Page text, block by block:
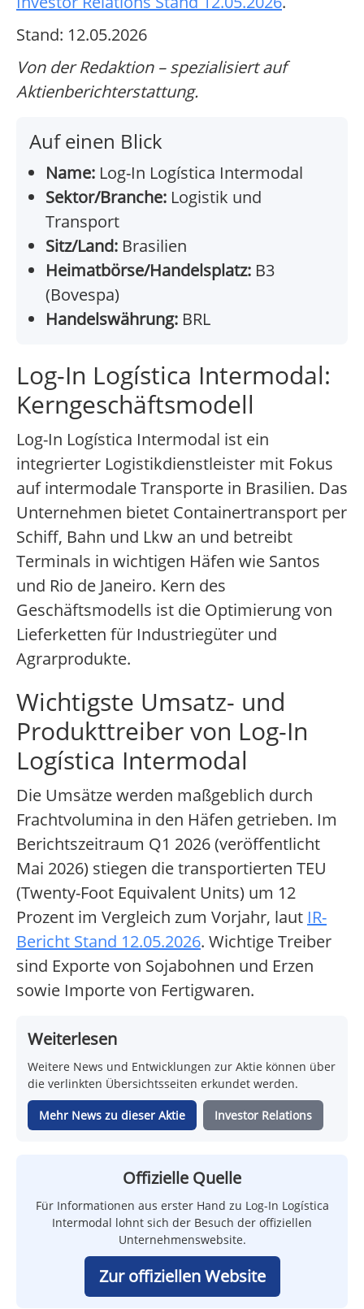
Stand: 12.05.2026
Von der Redaktion – spezialisiert auf
Aktienberichterstattung.
Auf einen Blick
Name: Log-In Logística Intermodal
Sektor/Branche: Logistik und
Transport
Sitz/Land: Brasilien
Heimatbörse/Handelsplatz: B3
(Bovespa)
Handelswährung: BRL
Log-In Logística Intermodal:
Kerngeschäftsmodell
Log-In Logística Intermodal ist ein
integrierter Logistikdienstleister mit Fokus
auf intermodale Transporte in Brasilien. Das
Unternehmen bietet Containertransport per
Schiff, Bahn und Lkw an und betreibt
Terminals in wichtigen Häfen wie Santos
und Rio de Janeiro. Kern des
Geschäftsmodells ist die Optimierung von
Lieferketten für Industriegüter und
Agrarprodukte.
Wichtigste Umsatz- und
Produkttreiber von Log-In
Logística Intermodal
Die Umsätze werden maßgeblich durch
Frachtvolumina in den Häfen getrieben. Im
Berichtszeitraum Q1 2026 (veröffentlicht
Mai 2026) stiegen die transportierten TEU
(Twenty-Foot Equivalent Units) um 12
Prozent im Vergleich zum Vorjahr, laut IR-
Bericht Stand 12.05.2026. Wichtige Treiber
sind Exporte von Sojabohnen und Erzen
sowie Importe von Fertigwaren.
Weiterlesen
Weitere News und Entwicklungen zur Aktie können über
die verlinkten Übersichtsseiten erkundet werden.
Mehr News zu dieser Aktie Investor Relations
Offizielle Quelle
Für Informationen aus erster Hand zu Log-In Logística
Intermodal lohnt sich der Besuch der offiziellen
Unternehmenswebsite.
Zur offiziellen Website